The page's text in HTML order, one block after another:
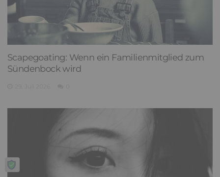
Scapegoating: Wenn ein Familienmitglied zum
Sündenbock wird